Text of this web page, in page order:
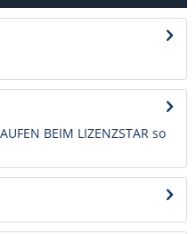
BEIM LIZENZSTAR so